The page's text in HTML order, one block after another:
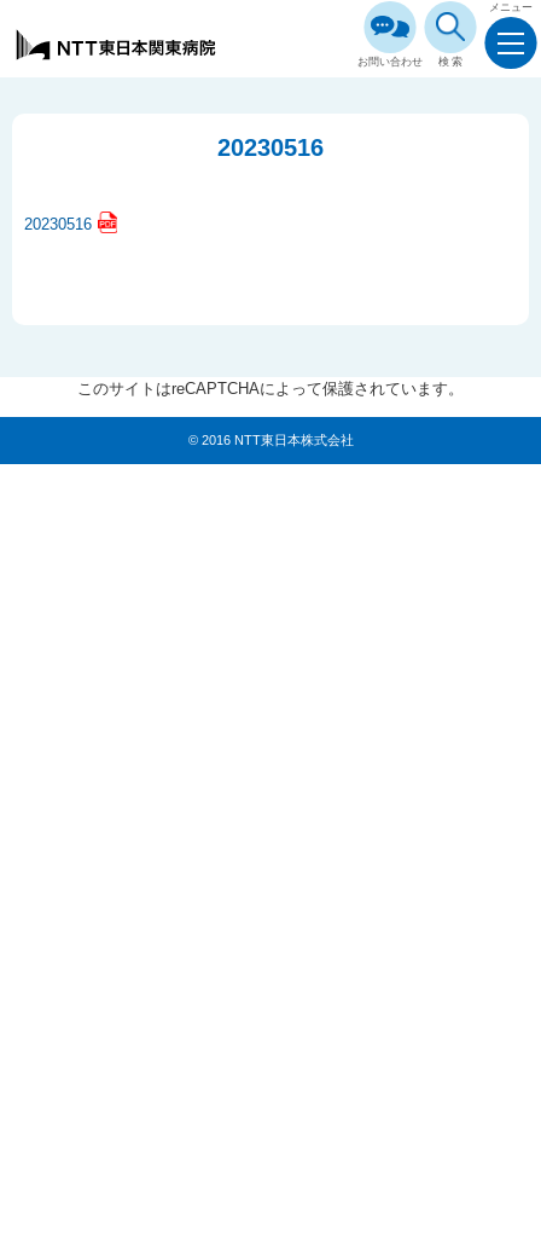
お問い合わせ 検索
メニュー
20230516
20230516
このサイトはreCAPTCHAによって保護されています。
© 2016 NTT東日本株式会社